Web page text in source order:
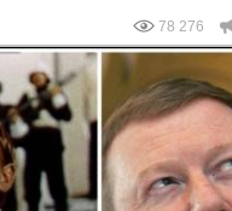
78 276